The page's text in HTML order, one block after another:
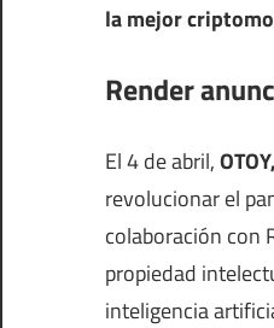
la mejor
Render
El 4 de abril,
revolucionar el
colaboración con
propiedad
inteligencia